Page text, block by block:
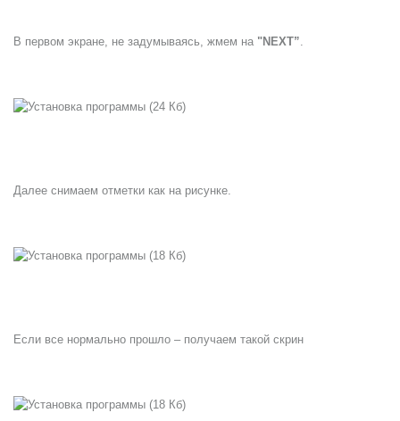
В первом экране, не задумываясь, жмем на "NEXT”.
Далее снимаем отметки как на рисунке.
Если все нормально прошло – получаем такой скрин